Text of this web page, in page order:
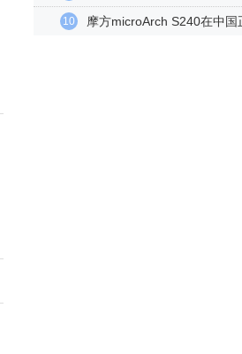
10 摩方microArch S240在中国